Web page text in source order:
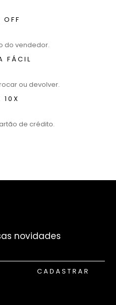
OFF
do vendedor.
FÁCIL
ou devolver.
10X
de crédito.
novidades
CADASTRAR